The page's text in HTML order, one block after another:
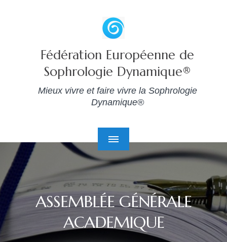
Fédération Européenne de
Sophrologie Dynamique®
Mieux vivre et faire vivre la Sophrologie
Dynamique®
ASSEMBLÉE GÉNÉRALE
ACADEMIQUE